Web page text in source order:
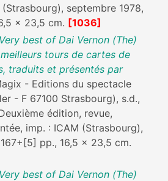
septembre 1978,
x 23,5 cm. [1036]
Very best of Dai Vernon (The)
tours de cartes de
traduits et présentés par
- Editions du spectacle
- F 67100 Strasbourg), s.d.,
édition, revue,
imp. : ICAM (Strasbourg),
pp., 16,5 x 23,5 cm.
Very best of Dai Vernon (The)